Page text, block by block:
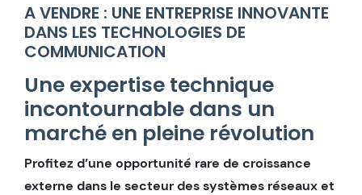
A VENDRE : UNE ENTREPRISE INNOVANTE
DANS LES TECHNOLOGIES DE
COMMUNICATION
Une expertise technique
incontournable dans un
marché en pleine révolution
Profitez d’une opportunité rare de croissance
externe dans le secteur des systèmes réseaux et